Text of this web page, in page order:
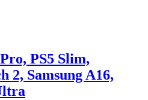
PS5 Slim,
2, Samsung A16,